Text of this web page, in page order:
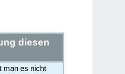
diesen
man es nicht